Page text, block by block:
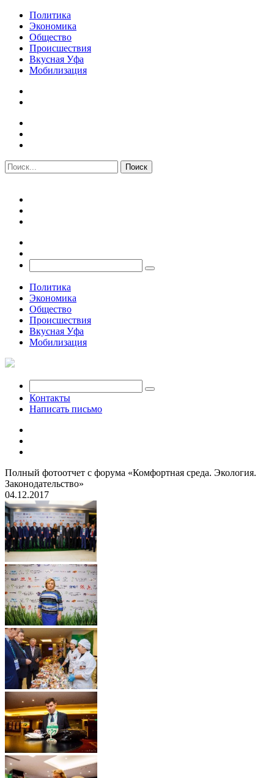
Политика
Экономика
Общество
Происшествия
Вкусная Уфа
Мобилизация
Политика
Экономика
Общество
Происшествия
Вкусная Уфа
Мобилизация
Контакты
Написать письмо
Полный фотоотчет с форума «Комфортная среда. Экология.
Законодательство»
04.12.2017